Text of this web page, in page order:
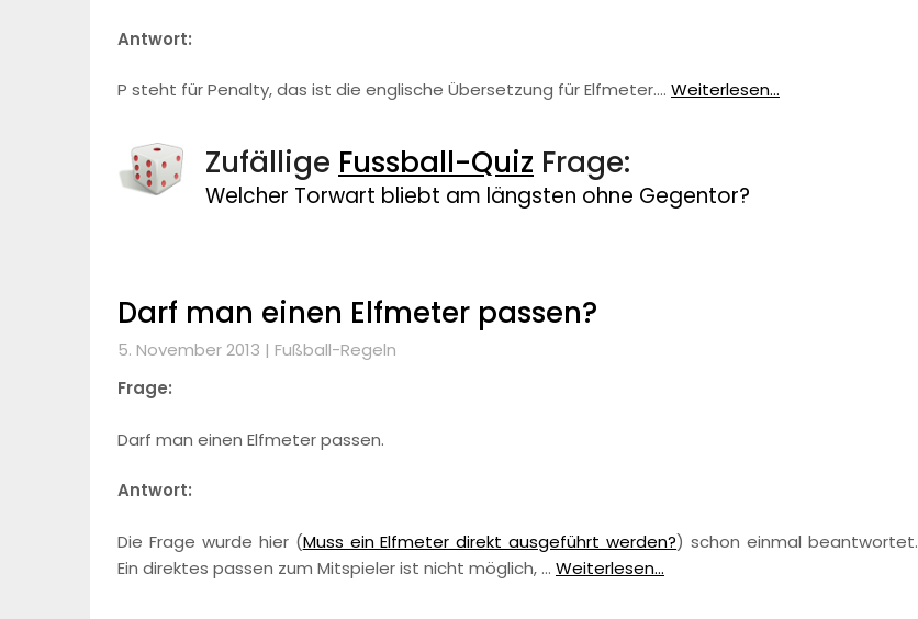
Antwort:
P steht für Penalty, das ist die englische Übersetzung für Elfmeter.… Weiterlesen...
Zufällige Fussball-Quiz Frage:
Welcher Torwart bliebt am längsten ohne Gegentor?
Darf man einen Elfmeter passen?
5. November 2013 | Fußball-Regeln
Frage:
Darf man einen Elfmeter passen.
Antwort:
Die Frage wurde hier (Muss ein Elfmeter direkt ausgeführt werden?) schon einmal beantwortet.
Ein direktes passen zum Mitspieler ist nicht möglich, … Weiterlesen...